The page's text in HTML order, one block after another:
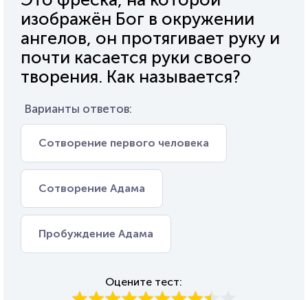
изображён Бог в окружении
ангелов, он протягивает руку и
почти касается руки своего
творения. Как называется?
Варианты ответов:
Сотворение первого человека
Сотворение Адама
Пробуждение Адама
Оцените тест: